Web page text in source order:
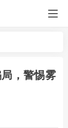
，警惕雾